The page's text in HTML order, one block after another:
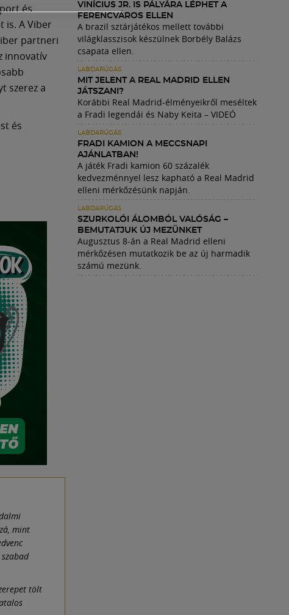
és
is. A Viber
partneri
innovatív
szerez a
és
mint
tölt
VINÍCIUS JR. IS PÁLYÁRA LÉPHET A
FERENCVÁROS ELLEN
A brazil sztárjátékos mellett további
világklasszisok készülnek Borbély Balázs
csapata ellen.
LABDARÚGÁS
MIT JELENT A REAL MADRID ELLEN
JÁTSZANI?
Korábbi Real Madrid-élményeikről meséltek
a Fradi legendái és Naby Keita – VIDEÓ
LABDARÚGÁS
FRADI KAMION A MECCSNAPI
AJÁNLATBAN!
A játék Fradi kamion 60 százalék
kedvezménnyel lesz kapható a Real Madrid
elleni mérkőzésünk napján.
LABDARÚGÁS
SZURKOLÓI ÁLOMBÓL VALÓSÁG –
BEMUTATJUK ÚJ MEZÜNKET
Augusztus 8-án a Real Madrid elleni
mérkőzésen mutatkozik be az új harmadik
számú mezünk.